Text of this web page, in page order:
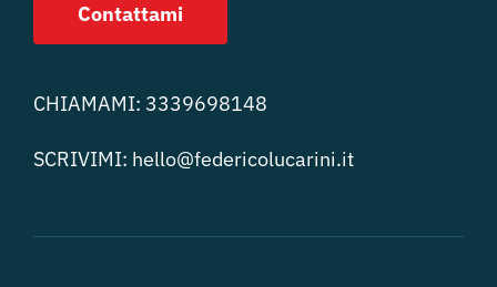
Contattami
CHIAMAMI: 3339698148
SCRIVIMI: hello@federicolucarini.it